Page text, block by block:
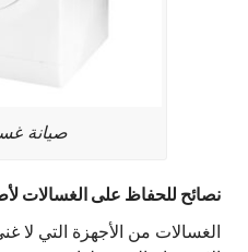
صيانة
نصائح للحفاظ على الغسالات
الغسالات من الأجهزة التي لا